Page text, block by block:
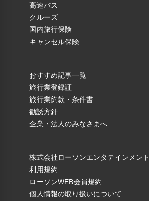
高速バス
クルーズ
国内旅行保険
キャンセル保険
おすすめ記事一覧
旅行業登録証
旅行業約款・条件書
勧誘方針
企業・法人のみなさまへ
株式会社ローソンエンタテインメント
利用規約
ローソンWEB会員規約
個人情報の取り扱いについて